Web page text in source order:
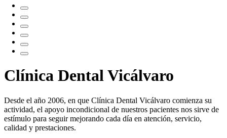
Clínica Dental Vicálvaro
Desde el año 2006, en que Clínica Dental Vicálvaro comienza su
actividad, el apoyo incondicional de nuestros pacientes nos sirve de
estímulo para seguir mejorando cada día en atención, servicio,
calidad y prestaciones.